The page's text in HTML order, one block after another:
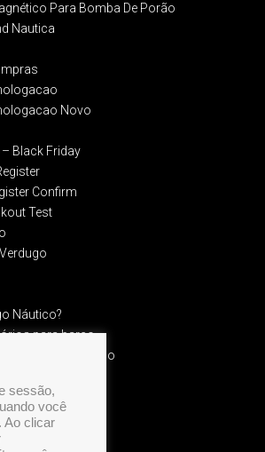
Para Bomba De Porão
Nautica
Novo
Black Friday
Confirm
Test
Náutico?
para barco
e Reembolso​
senha
sessão,
você
Ao clicar